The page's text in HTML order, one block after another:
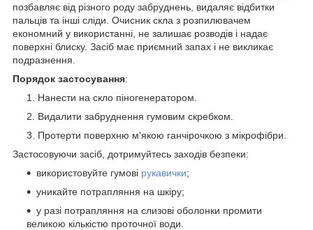
позбавляє від різного роду забруднень, видаляє відбитки
пальців та інші сліди. Очисник скла з розпилювачем
економний у використанні, не залишає розводів і надає
поверхні блиску. Засіб має приємний запах і не викликає
подразнення.
Порядок застосування:
Нанести на скло піногенератором.
Видалити забруднення гумовим скребком.
Протерти поверхню м'якою ганчірочкою з мікрофібри.
Застосовуючи засіб, дотримуйтесь заходів безпеки:
використовуйте гумові рукавички;
уникайте потрапляння на шкіру;
у разі потрапляння на слизові оболонки промити
великою кількістю проточної води.